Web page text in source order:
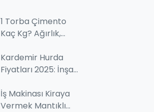
1 Torba Çimento
Kaç Kg? Ağırlık,
Rehberi
Kardemir Hurda
Fiyatları 2025: İnşaat
Ne Ödemeniz
Gerekir?
İş Makinası Kiraya
Vermek Mantıklı